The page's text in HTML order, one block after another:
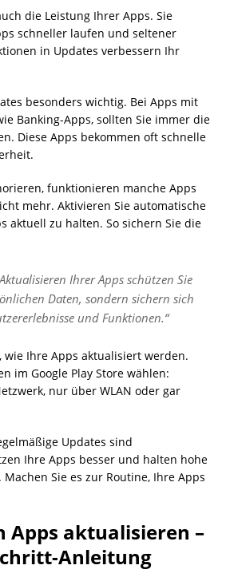
die Leistung Ihrer Apps. Sie
schneller laufen und seltener
in Updates verbessern Ihr
besonders wichtig. Bei Apps mit
Banking-Apps, sollten Sie immer die
Diese Apps bekommen oft schnelle
funktionieren manche Apps
mehr. Aktivieren Sie automatische
aktuell zu halten. So sichern Sie die
Ihrer Apps schützen Sie
Daten, sondern sichern sich
und Funktionen.“
wie Ihre Apps aktualisiert werden.
im Google Play Store wählen:
nur über WLAN oder gar
Updates sind
Ihre Apps besser und halten hohe
Sie es zur Routine, Ihre Apps
Apps aktualisieren –
Anleitung